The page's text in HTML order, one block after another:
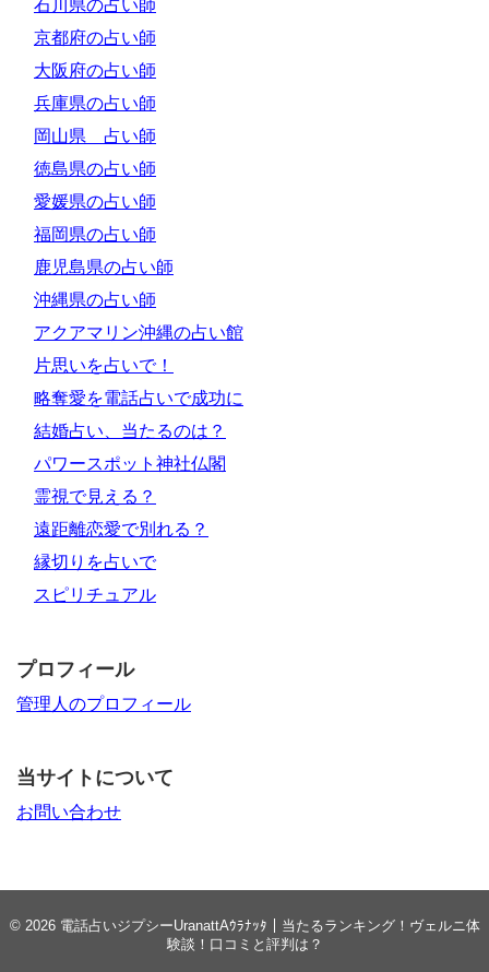
石川県の占い師
京都府の占い師
大阪府の占い師
兵庫県の占い師
岡山県 占い師
徳島県の占い師
愛媛県の占い師
福岡県の占い師
鹿児島県の占い師
沖縄県の占い師
アクアマリン沖縄の占い館
片思いを占いで！
略奪愛を電話占いで成功に
結婚占い、当たるのは？
パワースポット神社仏閣
霊視で見える？
遠距離恋愛で別れる？
縁切りを占いで
スピリチュアル
プロフィール
管理人のプロフィール
当サイトについて
お問い合わせ
© 2026 電話占いジプシーUranattAｳﾗﾅｯﾀ｜当たるランキング！ヴェルニ体
験談！口コミと評判は？